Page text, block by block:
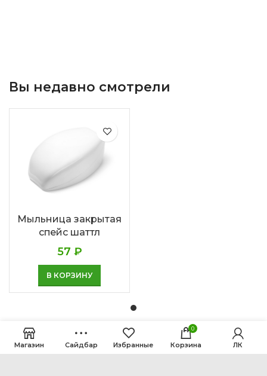
Вы недавно смотрели
Мыльница закрытая
спейс шаттл
57 ₽
В КОРЗИНУ
Магазин Сайдбар Избранные
0
Корзина ЛК